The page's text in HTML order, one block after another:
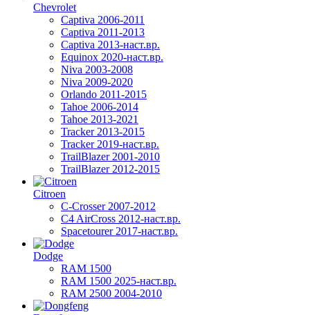
Chevrolet
Captiva 2006-2011
Captiva 2011-2013
Captiva 2013-наст.вр.
Equinox 2020-наст.вр.
Niva 2003-2008
Niva 2009-2020
Orlando 2011-2015
Tahoe 2006-2014
Tahoe 2013-2021
Tracker 2013-2015
Tracker 2019-наст.вр.
TrailBlazer 2001-2010
TrailBlazer 2012-2015
Citroen
C-Crosser 2007-2012
C4 AirCross 2012-наст.вр.
Spacetourer 2017-наст.вр.
Dodge
RAM 1500
RAM 1500 2025-наст.вр.
RAM 2500 2004-2010